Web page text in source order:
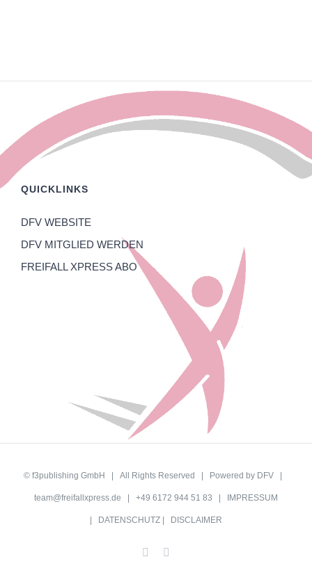
QUICKLINKS
DFV WEBSITE
DFV MITGLIED WERDEN
FREIFALL XPRESS ABO
© f3publishing GmbH | All Rights Reserved | Powered by DFV
team@freifallxpress.de | +49 6172 944 51 83 | IMPRESSUM
DATENSCHUTZ DISCLAIMER
Facebook